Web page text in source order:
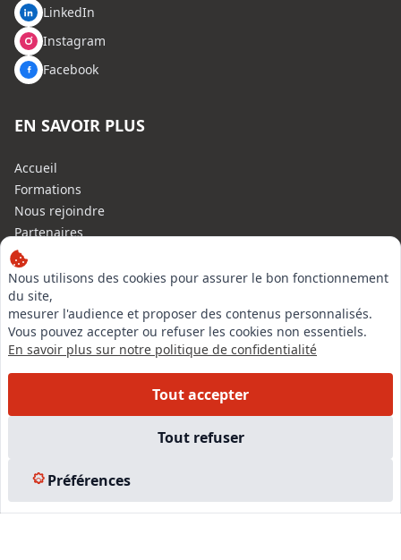
Nous utilisons des cookies pour assurer le bon fonctionnement
du site,
mesurer l'audience et proposer des contenus personnalisés.
Vous pouvez accepter ou refuser les cookies non essentiels.
En savoir plus sur notre politique de confidentialité
Tout accepter
Tout refuser
Préférences
LinkedIn
Instagram
Facebook
EN SAVOIR PLUS
Accueil
Formations
Nous rejoindre
Partenaires
Autres missions
Le C.N.E.
Membre IVSC
Logiciel
L’Expert
Tarifs
Experts Immobiliers par régions
Plan du site
© 2026 l-expertise CNE - Centre National de l’Expertise. Tous